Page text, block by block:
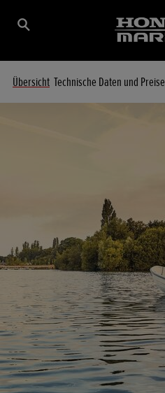
Übersicht Technische Daten und Preise